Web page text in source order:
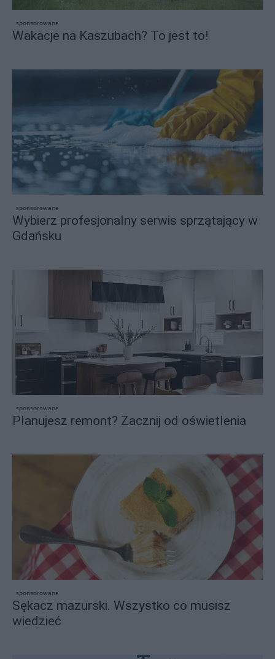
sponsorowane
Wakacje na Kaszubach? To jest to!
sponsorowane
Wybierz profesjonalny serwis sprzątający w
Gdańsku
sponsorowane
Planujesz remont? Zacznij od oświetlenia
sponsorowane
Sękacz mazurski. Wszystko co musisz
wiedzieć